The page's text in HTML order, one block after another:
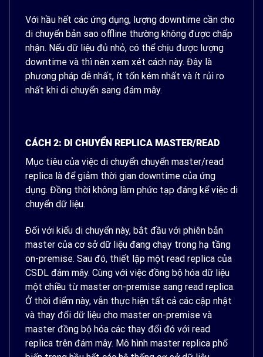
Với hầu hết các ứng dụng, lượng downtime cần cho
di chuyển bản sao offline thường không được chấp
nhận. Nếu dữ liệu đủ nhỏ, có thể chịu được lượng
downtime và thì nên xem xét cách này. Đây là
phương pháp dễ nhất, ít tốn kém nhất và ít rủi ro
nhất khi di chuyển sang đám mây.
CÁCH 2: DI CHUYỂN REPLICA MASTER/READ
Mục tiêu của việc di chuyển chuyển master/read
replica là để giảm thời gian downtime của ứng
dụng. Đồng thời không làm phức tạp đáng kể việc di
chuyển dữ liệu.
Đối với kiểu di chuyển này, bắt đầu với phiên bản
master của cơ sở dữ liệu đang chạy trong hạ tầng
on-premise. Sau đó, thiết lập một read replica của
CSDL đám mây. Cùng với việc đồng bộ hóa dữ liệu
một chiều từ master on-premise sang read replica.
Ở thời điểm này, vẫn thực hiện tất cả các cập nhật
và thay đổi dữ liệu cho master on-premise và
master đồng bộ hóa các thay đổi đó với read
replica trên đám mây. Mô hình master replica phổ